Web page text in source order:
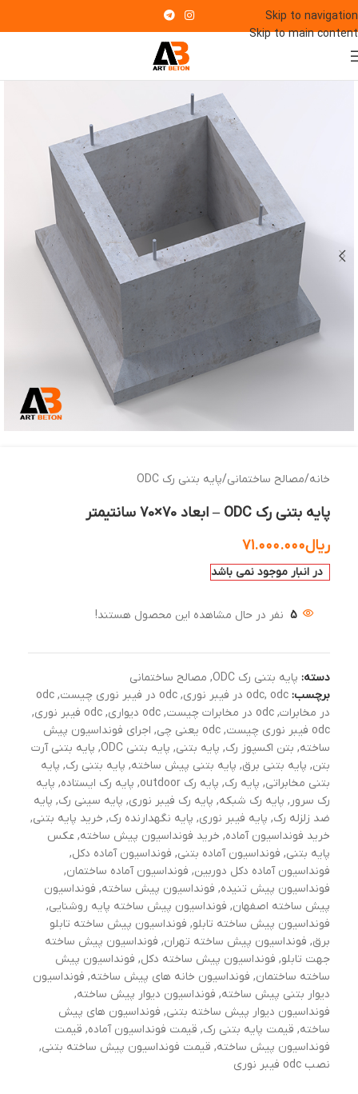
Skip to navigation
Skip to main content
خانه/مصالح ساختمانی/پایه بتنی رک ODC
پایه بتنی رک ODC – ابعاد 70×70 سانتیمتر
ریال۷۱.۰۰۰.۰۰۰
در انبار موجود نمی باشد
5 نفر در حال مشاهده این محصول هستند!
دسته: پایه بتنی رک ODC , مصالح ساختمانی
برچسب:
odc, odc در فیبر نوری , odc در فیبر نوری چیست ,
odc
در مخابرات, odc در مخابرات چیست , odc دیواری , odc فیبر نوری
,
odc فیبر نوری چیست
, odc یعنی چی , اجرای فونداسیون پیش
ساخته, بتن اکسپوز رک, پایه بتنی, پایه بتنی ODC , پایه بتنی آرت
بتن, پایه بتنی برق, پایه بتنی پیش ساخته, پایه بتنی رک, پایه
بتنی مخابراتی, پایه رک, پایه رک outdoor , پایه رک ایستاده, پایه
رک سرور, پایه رک شبکه, پایه رک فیبر نوری, پایه سینی رک, پایه
ضد زلزله رک, پایه فیبر نوری, پایه نگهدارنده رک, خرید پایه بتنی,
خرید فونداسیون آماده, خرید فونداسیون پیش ساخته, عکس
پایه بتنی, فونداسیون آماده بتنی, فونداسیون آماده دکل,
فونداسیون آماده دکل دوربین, فونداسیون آماده ساختمان,
فونداسیون پیش تنیده, فونداسیون پیش ساخته, فونداسیون
پیش ساخته اصفهان, فونداسیون پیش ساخته پایه روشنایی,
فونداسیون پیش ساخته تابلو, فونداسیون پیش ساخته تابلو
برق, فونداسیون پیش ساخته تهران, فونداسیون پیش ساخته
جهت تابلو, فونداسیون پیش ساخته دکل, فونداسیون پیش
ساخته ساختمان, فونداسیون خانه های پیش ساخته, فونداسیون
دیوار بتنی پیش ساخته, فونداسیون دیوار پیش ساخته,
فونداسیون دیوار پیش ساخته بتنی, فونداسیون های پیش
ساخته, قیمت پایه بتنی رک, قیمت فونداسیون آماده, قیمت
فونداسیون پیش ساخته, قیمت فونداسیون پیش ساخته بتنی,
نصب odc فیبر نوری